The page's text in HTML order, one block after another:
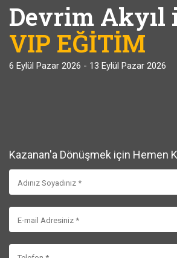
Devrim Akyıl
VIP EĞİTİM
6 Eylül Pazar 2026 - 13 Eylül Pazar 2026
Kazanan'a Dönüşmek için Hemen